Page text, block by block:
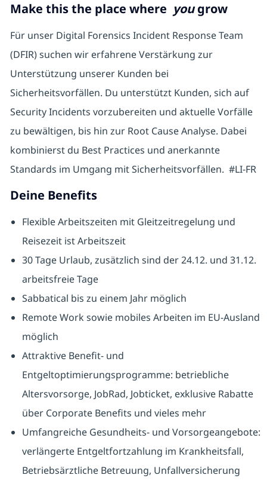
Make this the place where yougrow
Für unser Digital Forensics Incident Response Team
(DFIR) suchen wir erfahrene Verstärkung zur
Unterstützung unserer Kunden bei
Sicherheitsvorfällen. Du unterstützt Kunden, sich auf
Security Incidents vorzubereiten und aktuelle Vorfälle
zu bewältigen, bis hin zur Root Cause Analyse. Dabei
kombinierst du Best Practices und anerkannte
Standards im Umgang mit Sicherheitsvorfällen. #LI-FR
Deine Benefits
Flexible Arbeitszeiten mit Gleitzeitregelung und
Reisezeit ist Arbeitszeit
30 Tage Urlaub, zusätzlich sind der 24.12. und 31.12.
arbeitsfreie Tage
Sabbatical bis zu einem Jahr möglich
Remote Work sowie mobiles Arbeiten im EU-Ausland
möglich
Attraktive Benefit- und
Entgeltoptimierungsprogramme: betriebliche
Altersvorsorge, JobRad, Jobticket, exklusive Rabatte
über Corporate Benefits und vieles mehr
Umfangreiche Gesundheits- und Vorsorgeangebote:
verlängerte Entgeltfortzahlung im Krankheitsfall,
Betriebsärztliche Betreuung, Unfallversicherung